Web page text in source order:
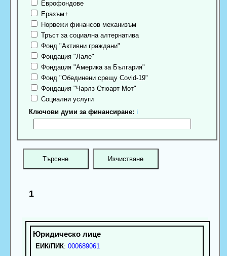
Еврофондове
Еразъм+
Норвежи финансов механизъм
Тръст за социална алтернатива
Фонд "Активни граждани"
Фондация "Лале"
Фондация "Америка за България"
Фонд "Обединени срещу Covid-19"
Фондация "Чарлз Стюарт Мот"
Социални услуги
Ключови думи за финансиране: ℹ
1
ЕИК/ПИК: 000689061